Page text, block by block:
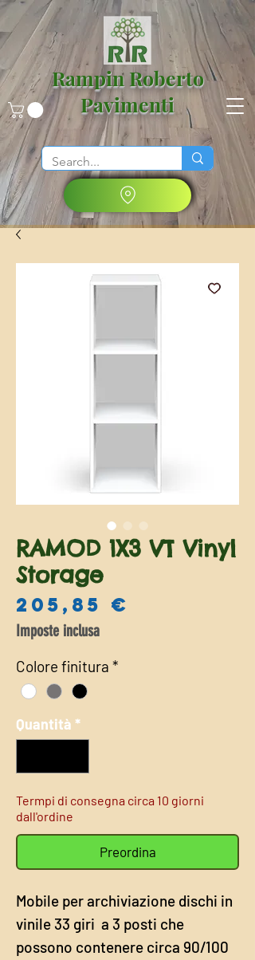
Rampin Roberto
Pavimenti
RAMOD 1X3 VT Vinyl
Storage
205,85 €
Imposte inclusa
Colore finitura *
Quantità *
Termpi di consegna circa 10 giorni
dall'ordine
Preordina
Mobile per archiviazione dischi in
vinile 33 giri a 3 posti che
possono contenere circa 90/100